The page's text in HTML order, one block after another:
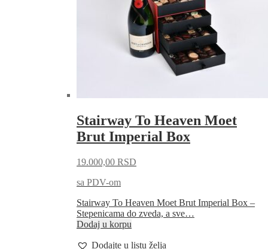
Stairway To Heaven Moet
Brut Imperial Box
19.000,00 RSD
sa PDV-om
Stairway To Heaven Moet Brut Imperial Box –
Stepenicama do zveda, a sve…
Dodaj u korpu
Dodajte u listu želja